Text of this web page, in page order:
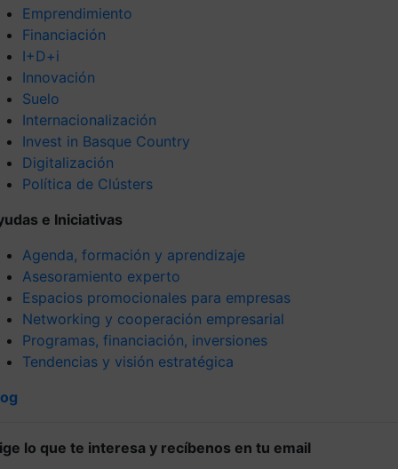
Emprendimiento
Financiación
I+D+i
Innovación
Suelo
Internacionalización
Invest in Basque Country
Digitalización
Política de Clústers
e Iniciativas
Agenda, formación y aprendizaje
Asesoramiento experto
Espacios promocionales para empresas
Networking y cooperación empresarial
Programas, financiación, inversiones
Tendencias y visión estratégica
lo que te interesa y recíbenos en tu email